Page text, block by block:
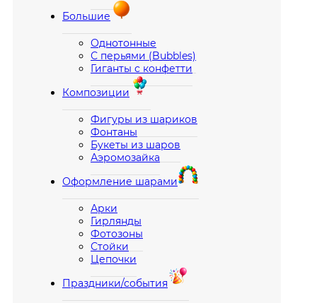
Большие
Однотонные
С перьями (Bubbles)
Гиганты с конфетти
Композиции
Фигуры из шариков
Фонтаны
Букеты из шаров
Аэромозайка
Оформление шарами
Арки
Гирлянды
Фотозоны
Стойки
Цепочки
Праздники/события